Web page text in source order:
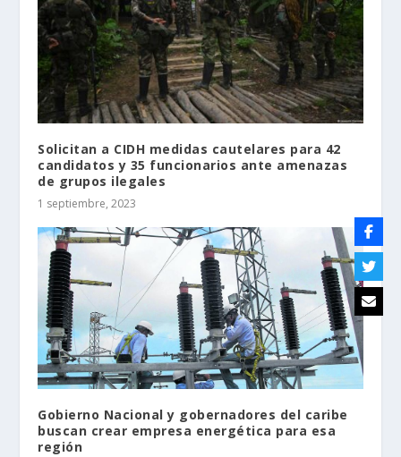
Solicitan a CIDH medidas cautelares para 42
candidatos y 35 funcionarios ante amenazas
de grupos ilegales
1 septiembre, 2023
Gobierno Nacional y gobernadores del caribe
buscan crear empresa energética para esa
región